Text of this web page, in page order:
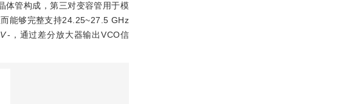
体管构成，第三对变容管用于模
能够完整支持24.25~27.5 GHz
V-，通过差分放大器输出VCO信